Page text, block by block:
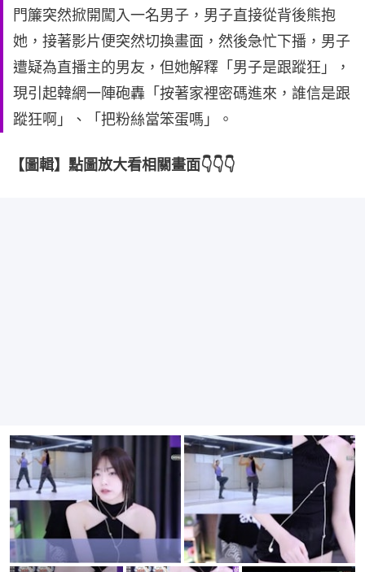
門簾突然掀開闖入一名男子，男子直接從背後熊抱
她，接著影片便突然切換畫面，然後急忙下播，男子
遭疑為直播主的男友，但她解釋「男子是跟蹤狂」，
現引起韓網一陣砲轟「按著家裡密碼進來，誰信是跟
蹤狂啊」、「把粉絲當笨蛋嗎」。
【圖輯】點圖放大看相關畫面👇👇👇